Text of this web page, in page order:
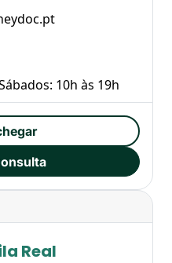
10h às 19h
Real